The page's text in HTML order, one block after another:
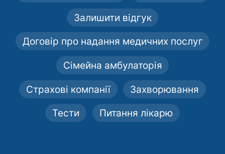
Залишити відгук
Договір про надання медичних послуг
Сімейна амбулаторія
Страхові компанії Захворювання
Тести Питання лікарю